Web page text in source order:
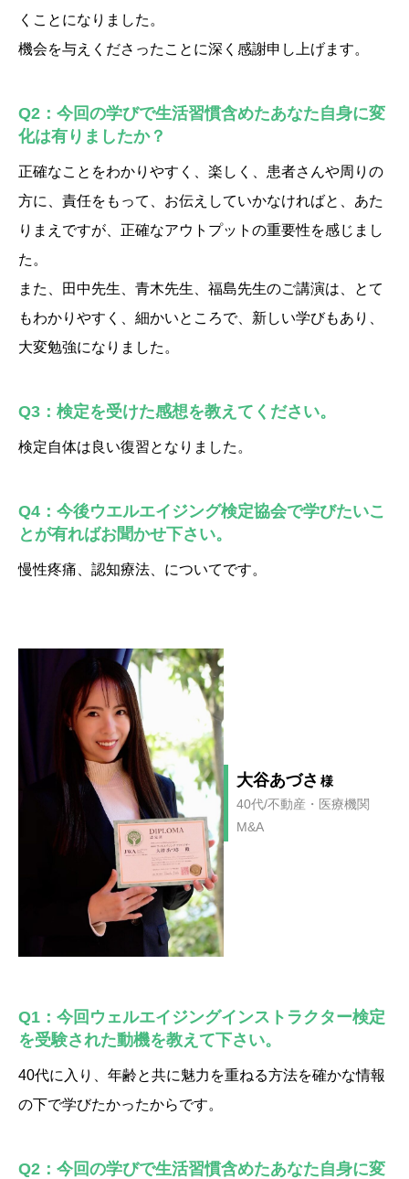
くことになりました。
機会を与えくださったことに深く感謝申し上げます。
Q2：今回の学びで生活習慣含めたあなた自身に変
化は有りましたか？
正確なことをわかりやすく、楽しく、患者さんや周りの
方に、責任をもって、お伝えしていかなければと、あた
りまえですが、正確なアウトプットの重要性を感じまし
た。
また、田中先生、青木先生、福島先生のご講演は、とて
もわかりやすく、細かいところで、新しい学びもあり、
大変勉強になりました。
Q3：検定を受けた感想を教えてください。
検定自体は良い復習となりました。
Q4：今後ウエルエイジング検定協会で学びたいこ
とが有ればお聞かせ下さい。
慢性疼痛、認知療法、についてです。
大谷あづさ 様
40代/不動産・医療機関
M&A
Q1：今回ウェルエイジングインストラクター検定
を受験された動機を教えて下さい。
40代に入り、年齢と共に魅力を重ねる方法を確かな情報
の下で学びたかったからです。
Q2：今回の学びで生活習慣含めたあなた自身に変